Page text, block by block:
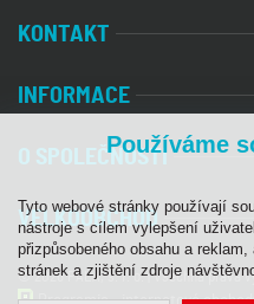
KONTAKT
INFORMACE
O SPOLEČNOSTI
VELKOOBCHOD
© 2026 PALA, s. r. o. | Všechna práva
Používáme
Tyto webové stránky používají
nástroje s cílem vylepšení
přizpůsobeného obsahu a
stránek a zjištění zdroje